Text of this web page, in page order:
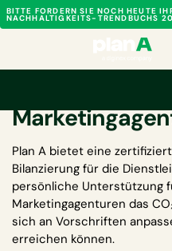
BITTE FORDERN SIE NOCH HEUTE
NACHHALTIGKEITS-TRENDBUCHS
Plan A bietet eine
Bilanzierung für die
persönliche Unterstützung
Marketingagenturen das
sich an Vorschriften
erreichen können.